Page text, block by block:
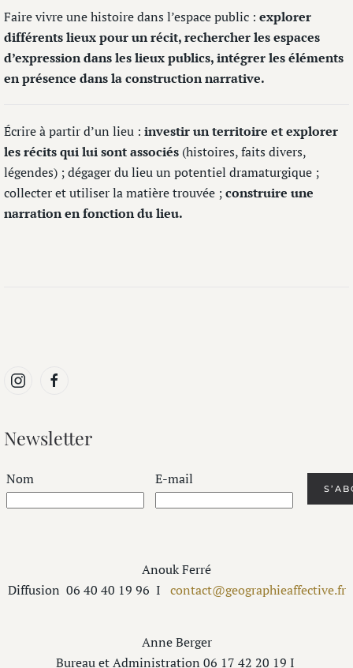
Faire vivre une histoire dans l’espace public : explorer
différents lieux pour un récit, rechercher les espaces
d’expression dans les lieux publics, intégrer les éléments
en présence dans la construction narrative.
Écrire à partir d’un lieu : investir un territoire et explorer
les récits qui lui sont associés (histoires, faits divers,
légendes) ; dégager du lieu un potentiel dramaturgique ;
collecter et utiliser la matière trouvée ;construire une
narration en fonction du lieu.
Newsletter
Nom E-mail
Anouk Ferré
Diffusion 06 40 40 19 96 I contact@geographieaffective.fr
Anne Berger
Bureau et Administration 06 17 42 20 19 I